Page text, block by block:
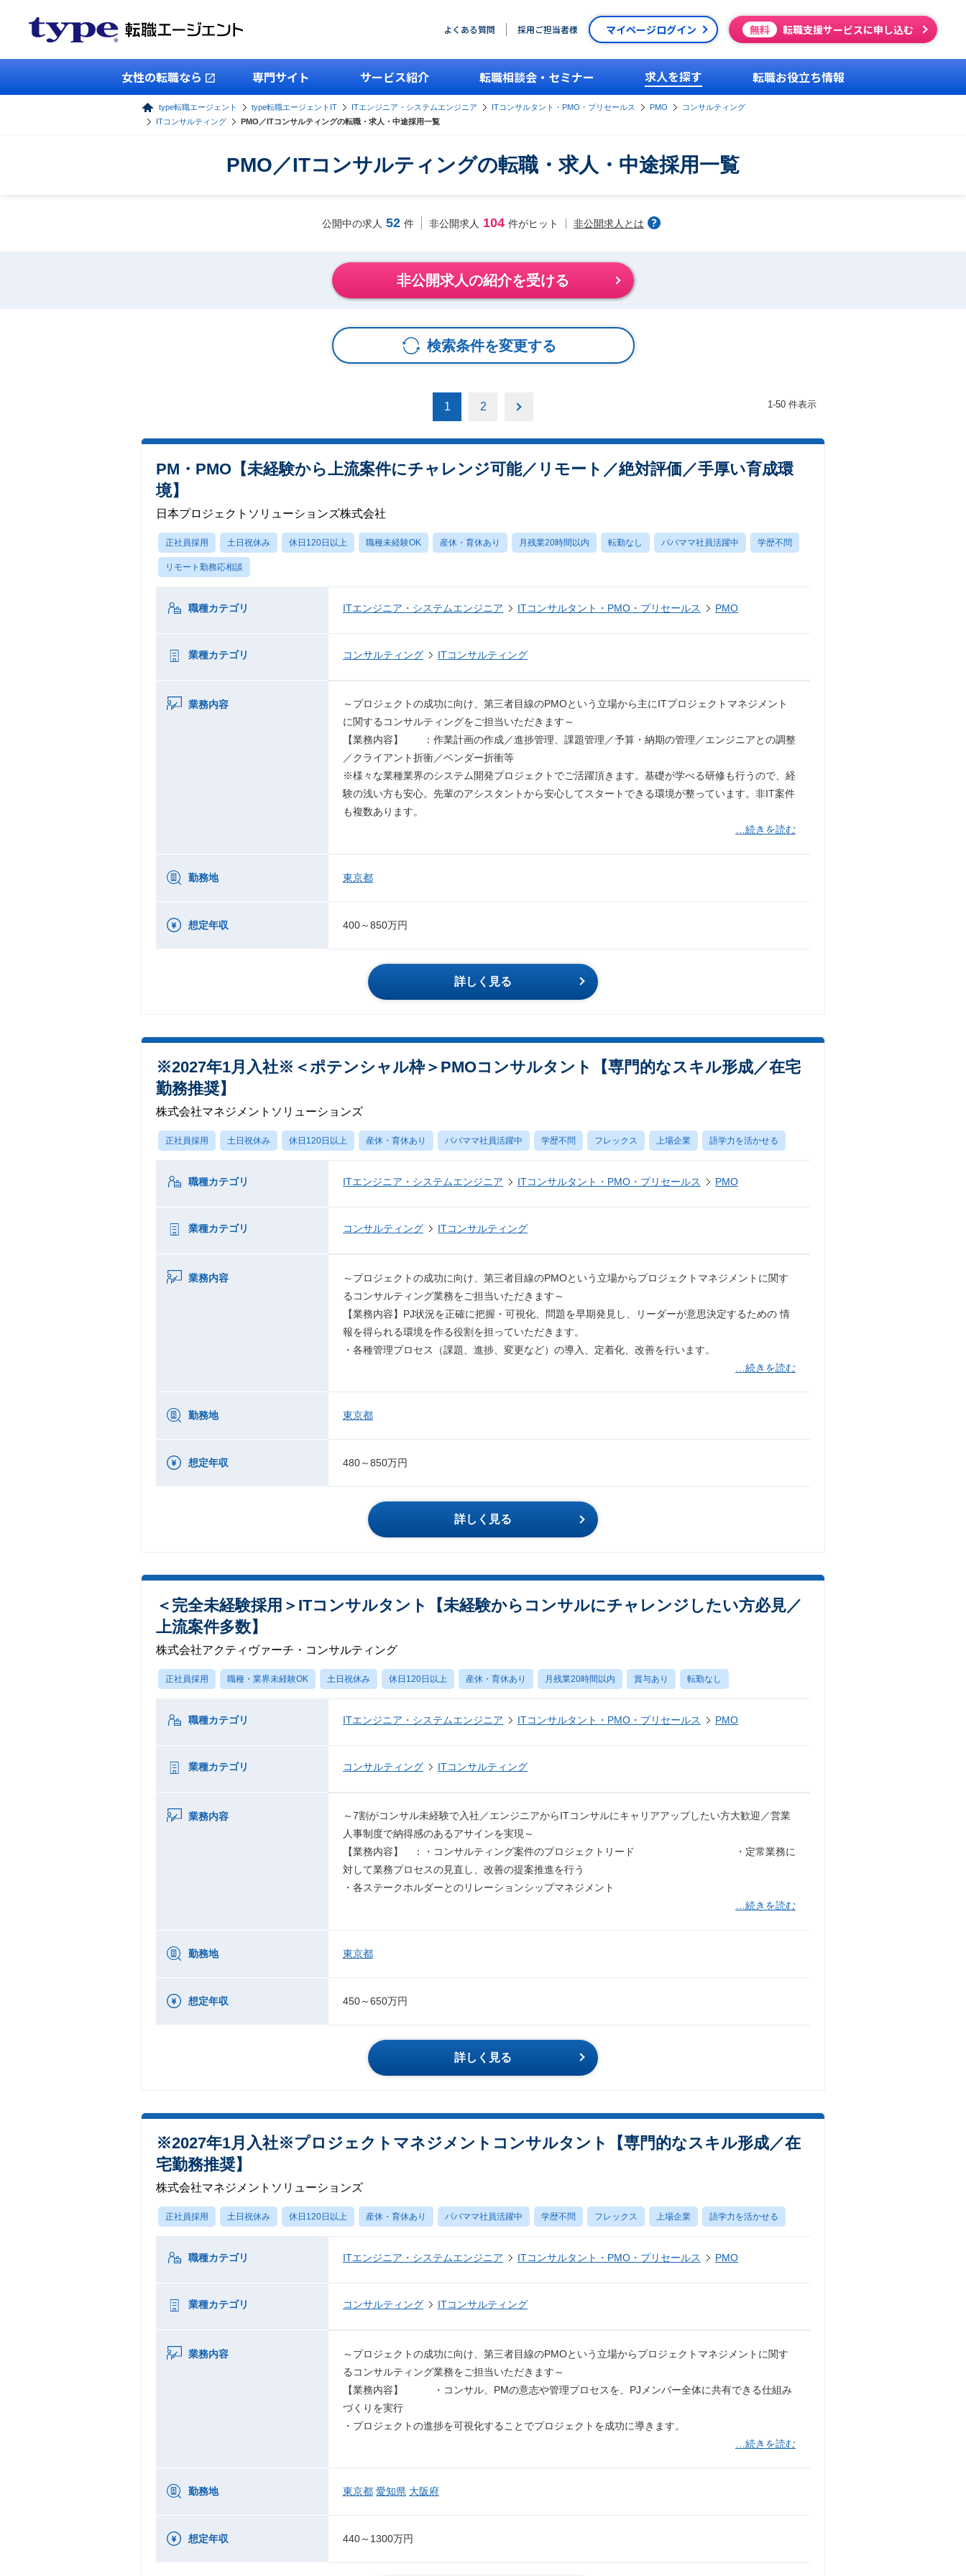
よくある質問 採用ご担当者様 マイページログイン 無料 転職支援サービスに申し込む
女性の転職なら 専門サイト サービス紹介 転職相談会・セミナー 求人を探す 転職お役立ち情報
type転職エージェント type転職エージェントIT ITエンジニア・システムエンジニア ITコンサルタント・PMO・プリセールス PMO
コンサルティング
ITコンサルティング
PMO／ITコンサルティングの転職・求人・中途採用一覧
PMO／ITコンサルティングの転職・求人・中途採用一覧
公開中の求人 52 件 非公開求人 104 件がヒット 非公開求人とは
非公開求人の紹介を受ける
検索条件を変更する
1 2 1-50 件表示
PM・PMO【未経験から上流案件にチャレンジ可能／リモート／絶対評価／手厚い育成環
境】
日本プロジェクトソリューションズ株式会社
正社員採用 土日祝休み 休日120日以上 職種未経験OK 産休・育休あり 月残業20時間以内 転勤なし パパママ社員活躍中 学歴不問
リモート勤務応相談
職種カテゴリ ITエンジニア・システムエンジニア ITコンサルタント・PMO・プリセールス PMO
業種カテゴリ コンサルティング ITコンサルティング
業務内容
～プロジェクトの成功に向け、第三者目線のPMOという立場から主にITプロジェクトマネジメント
に関するコンサルティングをご担当いただきます～
【業務内容】 ：作業計画の作成／進捗管理、課題管理／予算・納期の管理／エンジニアとの調整
／クライアント折衝／ベンダー折衝等
※様々な業種業界のシステム開発プロジェクトでご活躍頂きます。基礎が学べる研修も行うので、経
験の浅い方も安心。先輩のアシスタントから安心してスタートできる環境が整っています。非IT案件
も複数あります。
…続きを読む
勤務地 東京都
想定年収 400～850万円
詳しく見る
※2027年1月入社※＜ポテンシャル枠＞PMOコンサルタント【専門的なスキル形成／在宅
勤務推奨】
株式会社マネジメントソリューションズ
正社員採用 土日祝休み 休日120日以上 産休・育休あり パパママ社員活躍中 学歴不問 フレックス 上場企業 語学力を活かせる
職種カテゴリ ITエンジニア・システムエンジニア ITコンサルタント・PMO・プリセールス PMO
業種カテゴリ コンサルティング ITコンサルティング
業務内容
～プロジェクトの成功に向け、第三者目線のPMOという立場からプロジェクトマネジメントに関す
るコンサルティング業務をご担当いただきます～
【業務内容】PJ状況を正確に把握・可視化、問題を早期発見し、リーダーが意思決定するための 情
報を得られる環境を作る役割を担っていただきます。
・各種管理プロセス（課題、進捗、変更など）の導入、定着化、改善を行います。
…続きを読む
勤務地 東京都
想定年収 480～850万円
詳しく見る
＜完全未経験採用＞ITコンサルタント【未経験からコンサルにチャレンジしたい方必見／
上流案件多数】
株式会社アクティヴァーチ・コンサルティング
正社員採用 職種・業界未経験OK 土日祝休み 休日120日以上 産休・育休あり 月残業20時間以内 賞与あり 転勤なし
職種カテゴリ ITエンジニア・システムエンジニア ITコンサルタント・PMO・プリセールス PMO
業種カテゴリ コンサルティング ITコンサルティング
業務内容
～7割がコンサル未経験で入社／エンジニアからITコンサルにキャリアアップしたい方大歓迎／営業
人事制度で納得感のあるアサインを実現～
【業務内容】 ：・コンサルティング案件のプロジェクトリード ・定常業務に
対して業務プロセスの見直し、改善の提案推進を行う
・各ステークホルダーとのリレーションシップマネジメント
…続きを読む
勤務地 東京都
想定年収 450～650万円
詳しく見る
※2027年1月入社※プロジェクトマネジメントコンサルタント【専門的なスキル形成／在
宅勤務推奨】
株式会社マネジメントソリューションズ
正社員採用 土日祝休み 休日120日以上 産休・育休あり パパママ社員活躍中 学歴不問 フレックス 上場企業 語学力を活かせる
職種カテゴリ ITエンジニア・システムエンジニア ITコンサルタント・PMO・プリセールス PMO
業種カテゴリ コンサルティング ITコンサルティング
業務内容
～プロジェクトの成功に向け、第三者目線のPMOという立場からプロジェクトマネジメントに関す
るコンサルティング業務をご担当いただきます～
【業務内容】 ・コンサル、PMの意志や管理プロセスを、PJメンバー全体に共有できる仕組み
づくりを実行
・プロジェクトの進捗を可視化することでプロジェクトを成功に導きます。
…続きを読む
勤務地 東京都 愛知県 大阪府
想定年収 440～1300万円